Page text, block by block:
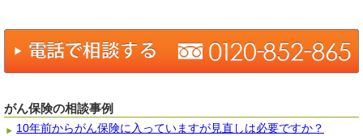
がん保険の相談事例
10年前からがん保険に入っていますが見直しは必要ですか？